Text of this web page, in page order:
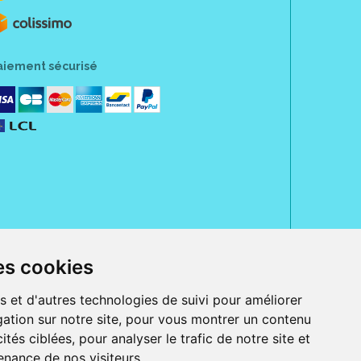
cookies
et d'autres technologies de suivi pour améliorer
sur notre site, pour vous montrer un contenu
ciblées, pour analyser le trafic de notre site et
de nos visiteurs.
sécurisé
Jeanne d' Harcourt, 80300 Albert.
ordonnance.
et iPod touch), ou sur Google Play (pour Androïd 5.0 ou version
Bancontact, PayPal.